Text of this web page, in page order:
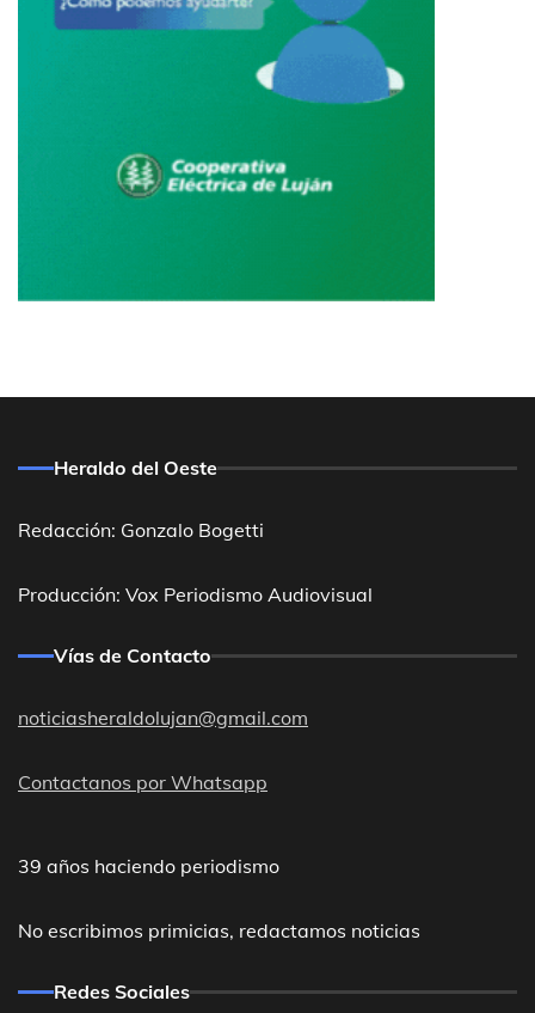
Heraldo del Oeste
Redacción: Gonzalo Bogetti
Producción: Vox Periodismo Audiovisual
Vías de Contacto
noticiasheraldolujan@gmail.com
Contactanos por Whatsapp
39 años haciendo periodismo
No escribimos primicias, redactamos noticias
Redes Sociales